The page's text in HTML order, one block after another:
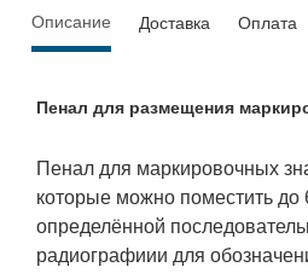
Описание Доставка Оплата
Пенал для размещения
Пенал для маркировочных
которые можно поместить до
определённой
радиографиии для